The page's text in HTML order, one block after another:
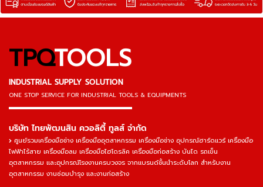
TPQTOOLS
INDUSTRIAL SUPPLY SOLUTION
ONE STOP SERVICE FOR INDUSTRIAL TOOLS & EQUIPMENTS
▬▬▬▬▬▬▬▬▬▬▬▬▬▬▬
บริษัท ไทยพัฒนสิน ควอลิตี้ ทูลส์ จำกัด
ศูนย์รวมเครื่องมือช่าง เครื่องมืออุตสาหกรรม เครื่องมือช่าง อุปกรณ์ฮาร์ดแวร์ เครื่องมือ
ไฟฟ้าไร้สาย เครื่องมือลม เครื่องมือไฮโดรลิค เครื่องมือก่อสร้าง บันได รถเข็น
อุตสาหกรรม และอุปกรณ์โรงงานครบวงจร จากแบรนด์ชั้นนำระดับโลก สำหรับงาน
อุตสาหกรรม งานซ่อมบำรุง และงานก่อสร้าง